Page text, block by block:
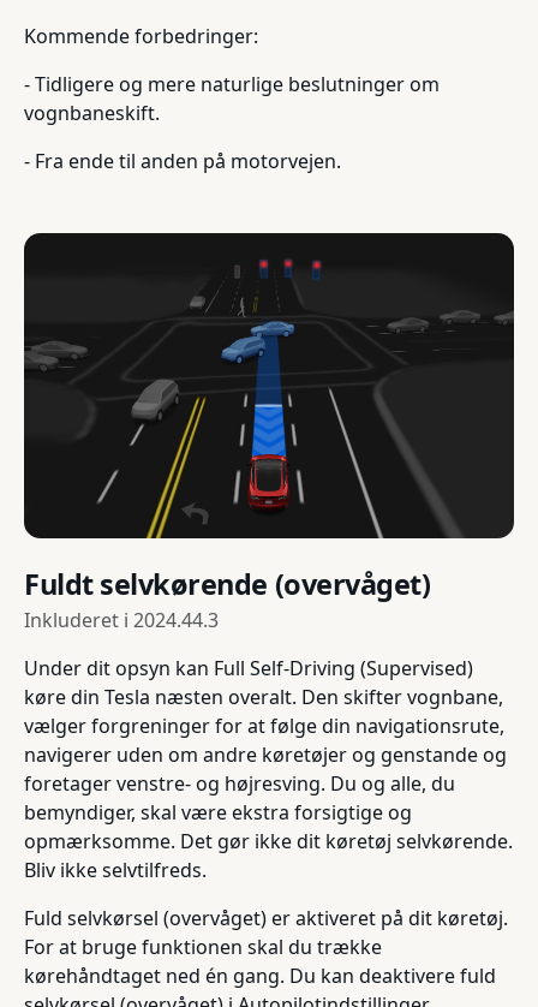
Kommende forbedringer:
- Tidligere og mere naturlige beslutninger om
vognbaneskift.
- Fra ende til anden på motorvejen.
Fuldt selvkørende (overvåget)
Inkluderet i 2024.44.3
Under dit opsyn kan Full Self-Driving (Supervised)
køre din Tesla næsten overalt. Den skifter vognbane,
vælger forgreninger for at følge din navigationsrute,
navigerer uden om andre køretøjer og genstande og
foretager venstre- og højresving. Du og alle, du
bemyndiger, skal være ekstra forsigtige og
opmærksomme. Det gør ikke dit køretøj selvkørende.
Bliv ikke selvtilfreds.
Fuld selvkørsel (overvåget) er aktiveret på dit køretøj.
For at bruge funktionen skal du trække
kørehåndtaget ned én gang. Du kan deaktivere fuld